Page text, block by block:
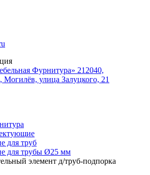
Фурнитура» 212040,
Могилёв, улица Залуцкого, 21
для труб
для трубы Ø25 мм
элемент д/труб-подпорка